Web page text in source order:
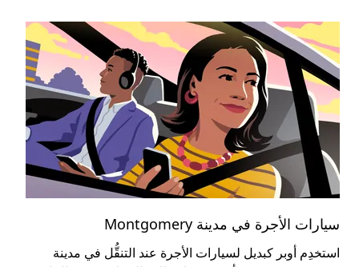
سيارات الأجرة في مدينة Montgomery
استخدِم أوبر كبديل لسيارات الأجرة عند التنقُّل في مدينة